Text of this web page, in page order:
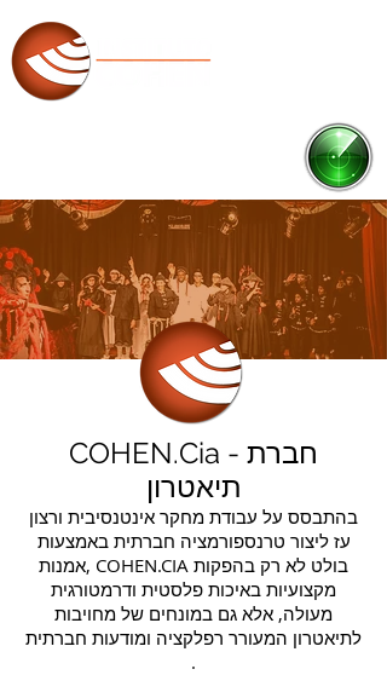
COHEN.Cia - חברת
תיאטרון
בהתבסס על עבודת מחקר אינטנסיבית ורצון
עז ליצור טרנספורמציה חברתית באמצעות
אמנות, COHEN.CIA בולט לא רק בהפקות
מקצועיות באיכות פלסטית ודרמטורגית
מעולה, אלא גם במונחים של מחויבות
לתיאטרון המעורר רפלקציה ומודעות חברתית
.